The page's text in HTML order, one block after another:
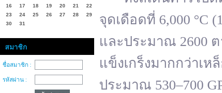
16
17 18 19 20 21
22
23
24 25 26 27 28
29
30
31
สมาชิก
ชื่อสมาชิก :
รหัสผ่าน :
จุดเดือดที่ 6,000 °C
และประมาณ 2600
แข็งเกร็งมากกว่าเ
ประมาณ 530–700